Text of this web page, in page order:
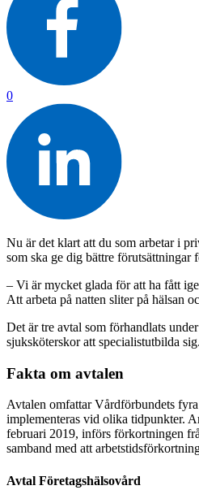
0
Nu är det klart att du som arbetar i
som ska ge dig bättre
– Vi är mycket glada för att ha fått
Att arbeta på natten sliter på hälsan
Det är tre avtal som förhandlats
sjuksköterskor att specialistutbilda sig.
Fakta om avtalen
Avtalen omfattar Vårdförbundets
implementeras vid olika tidpunkter.
februari 2019, införs förkortningen
samband med att
Avtal Företagshälsovård